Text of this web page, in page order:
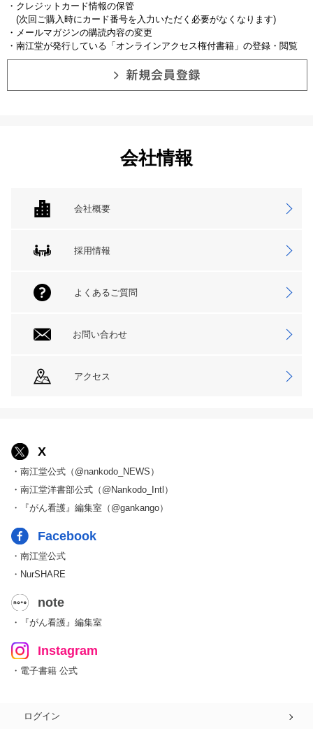
・クレジットカード情報の保管
(次回ご購入時にカード番号を入力いただく必要がなくなります)
・メールマガジンの購読内容の変更
・南江堂が発行している「オンラインアクセス権付書籍」の登録・閲覧
会社情報
会社概要
採用情報
よくあるご質問
お問い合わせ
アクセス
X
・南江堂公式（@nankodo_NEWS）
・南江堂洋書部公式（@Nankodo_Intl）
・『がん看護』編集室（@gankango）
Facebook
・南江堂公式
・NurSHARE
note
・『がん看護』編集室
Instagram
・電子書籍 公式
ログイン